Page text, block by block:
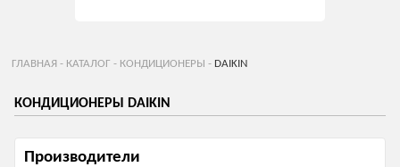
ГЛАВНАЯ - КАТАЛОГ - КОНДИЦИОНЕРЫ - DAIKIN
КОНДИЦИОНЕРЫ DAIKIN
Производители